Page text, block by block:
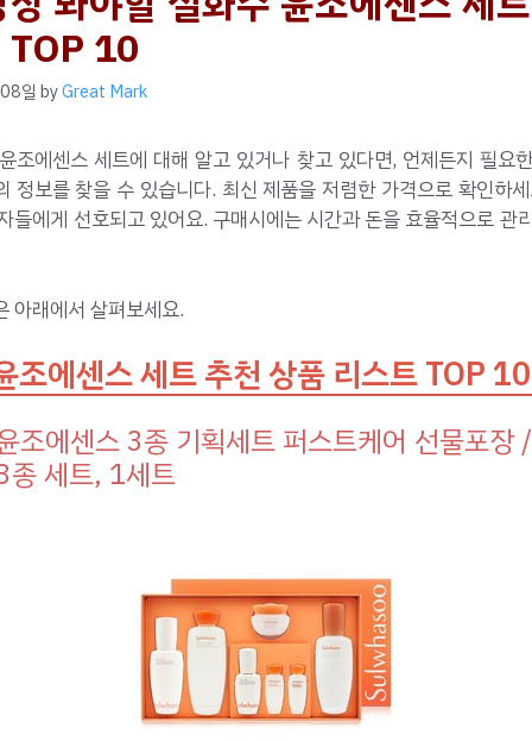
TOP 10
일 byGreat Mark
조에센스 세트에 대해 알고 있거나 찾고 있다면, 언제든지 필요
정보를 찾을 수 있습니다. 최신 제품을 저렴한 가격으로 확인하
들에게 선호되고 있어요. 구매시에는 시간과 돈을 효율적으로 관
아래에서 살펴보세요.
조에센스 세트 추천 상품 리스트 TOP 10
조에센스 3종 기획세트 퍼스트케어 선물포장
종 세트, 1세트